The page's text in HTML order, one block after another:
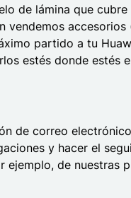
de lámina que
partido a tu
estés donde estés
de correo
y hacer el
de nuestras